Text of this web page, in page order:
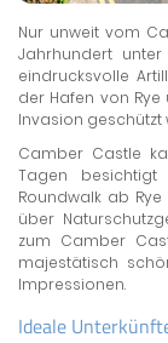
Nur unweit vom
Jahrhundert
eindrucksvolle
der Hafen von
Invasion geschützt
Camber Castle
Tagen
Roundwalk ab
über
zum Camber
majestätisch
Impressionen.
Ideale